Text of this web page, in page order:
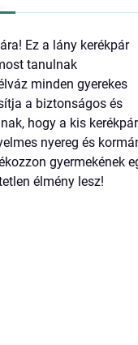
Ez a lány kerékpár
tanulnak
minden gyerekes
a biztonságos és
hogy a kis
nyereg és
gyermekének
élmény lesz!